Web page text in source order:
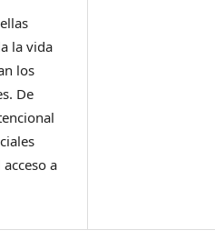
la vida
los
De
a